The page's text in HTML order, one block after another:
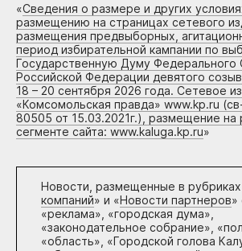
«Сведения о размере и других
размещению на страницах сетевого
размещения предвыборных,
период избирательной кампании по
Государственную Думу Федерального
Российской Федерации девятого
18 – 20 сентября 2026 года. Сетевое
«Комсомольская правда» www.kp.ru
80505 от 15.03.2021г.), размещение на
сегменте сайта: www.kaluga.kp.ru»
Новости, размещенные в рубриках
компаний» и «Новости партнеров»
«реклама», «городская дума»,
«законодательное собрание»,
«область», «Городской голова